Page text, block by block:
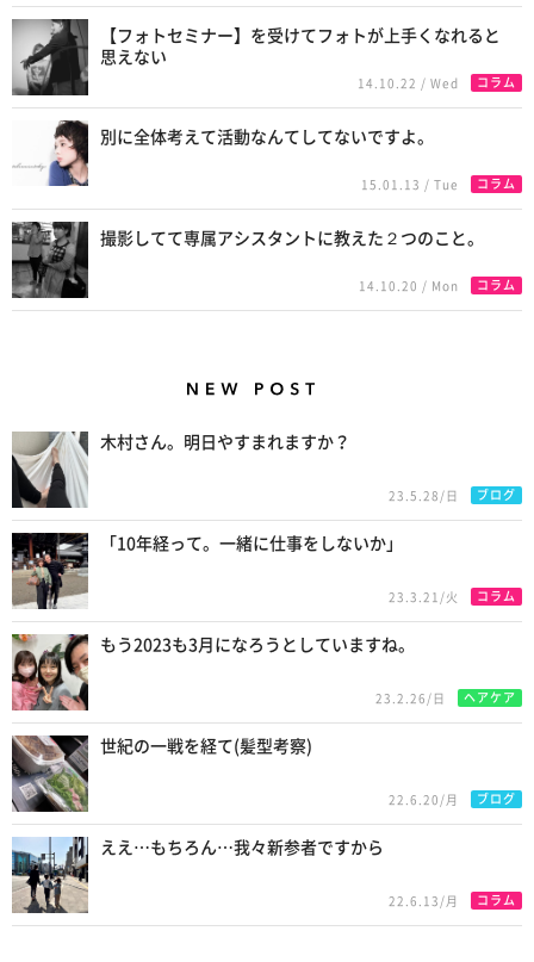
【フォトセミナー】を受けてフォトが上手くなれると
思えない
14.10.22 / Wed コラム
別に全体考えて活動なんてしてないですよ。
15.01.13 / Tue コラム
撮影してて専属アシスタントに教えた２つのこと。
14.10.20 / Mon コラム
木村さん。明日やすまれますか？
23.5.28/日 ブログ
「10年経って。一緒に仕事をしないか」
23.3.21/火 コラム
もう2023も3月になろうとしていますね。
23.2.26/日 ヘアケア
世紀の一戦を経て(髪型考察)
22.6.20/月 ブログ
ええ…もちろん…我々新参者ですから
22.6.13/月 コラム